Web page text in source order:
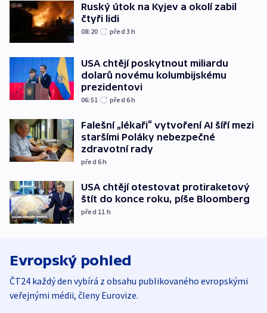
Ruský útok na Kyjev a okolí zabil
čtyři lidi
08:20 před 3h
USA chtějí poskytnout miliardu
dolarů novému kolumbijskému
prezidentovi
06:51 před 6h
Falešní „lékaři“ vytvoření AI šíří mezi
staršími Poláky nebezpečné
zdravotní rady
před 6h
USA chtějí otestovat protiraketový
štít do konce roku, píše Bloomberg
před 11 h
Evropský pohled
ČT24 každý den vybírá z obsahu publikovaného evropskými
veřejnými médii, členy Eurovize.